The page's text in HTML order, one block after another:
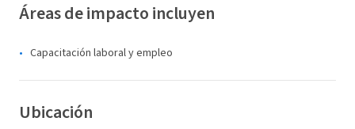
Áreas de impacto incluyen
Capacitación laboral y empleo
Ubicación